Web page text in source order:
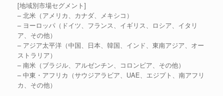
[地域別市場セグメント]
– 北米（アメリカ、カナダ、メキシコ）
– ヨーロッパ（ドイツ、フランス、イギリス、ロシア、イタリ
ア、その他）
– アジア太平洋（中国、日本、韓国、インド、東南アジア、オー
ストラリア）
– 南米（ブラジル、アルゼンチン、コロンビア、その他）
– 中東・アフリカ（サウジアラビア、UAE、エジプト、南アフリ
カ、その他）